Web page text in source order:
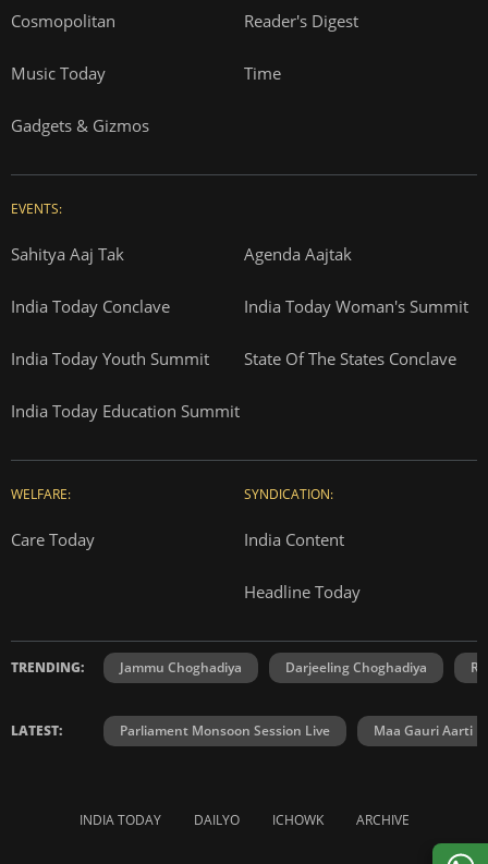
Cosmopolitan Reader's Digest
Music Today Time
Gadgets & Gizmos
EVENTS:
Sahitya Aaj Tak Agenda Aajtak
India Today Conclave India Today Woman's Summit
India Today Youth Summit State Of The States Conclave
India Today Education Summit
WELFARE:
Care Today
SYNDICATION:
India Content
Headline Today
TRENDING: Jammu Choghadiya Darjeeling Choghadiya
LATEST: Parliament Monsoon Session Live Maa Gauri Aarti
INDIA TODAY DAILYO ICHOWK ARCHIVE